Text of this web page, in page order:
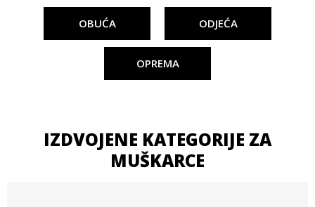
OBUĆA ODJEĆA
OPREMA
IZDVOJENE KATEGORIJE ZA
MUŠKARCE